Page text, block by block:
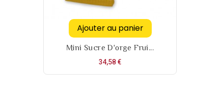
Ajouter au panier
Mini Sucre D'orge Frui...
34,58 €Prix